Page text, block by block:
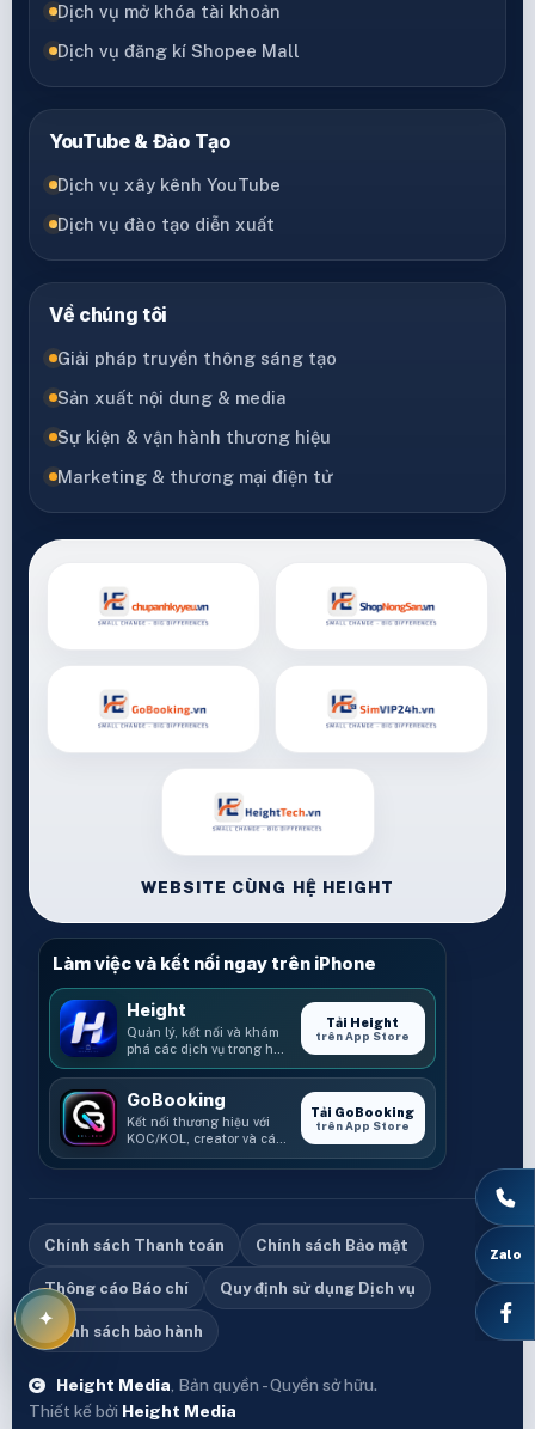
Dịch vụ mở khóa tài khoản
Dịch vụ đăng kí Shopee Mall
YouTube & Đào Tạo
Dịch vụ xây kênh YouTube
Dịch vụ đào tạo diễn xuất
Về chúng tôi
Giải pháp truyền thông sáng tạo
Sản xuất nội dung & media
Sự kiện & vận hành thương hiệu
Marketing & thương mại điện tử
WEBSITE CÙNG HỆ HEIGHT
Làm việc và kết nối ngay trên iPhone
Height
Quản lý, kết nối và khám
phá các dịch vụ trong hệ
sinh thái Height.
Tải Height
trên App Store
GoBooking
Kết nối thương hiệu với
KOC/KOL, creator và các
cơ hội booking.
Tải GoBooking
trên App Store
Chính sách Thanh toán Chính sách Bảo mật
Thông cáo Báo chí Quy định sử dụng Dịch vụ
Chính sách bảo hành
Height Media, Bản quyền - Quyền sở hữu.
Thiết kế bởi Height Media